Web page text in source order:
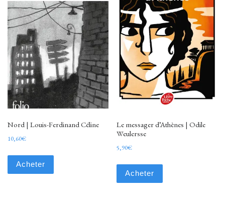
Nord | Louis-Ferdinand Céline
10,60€
Acheter
Le messager d’Athènes | Odile
Weulersse
5,90€
Acheter